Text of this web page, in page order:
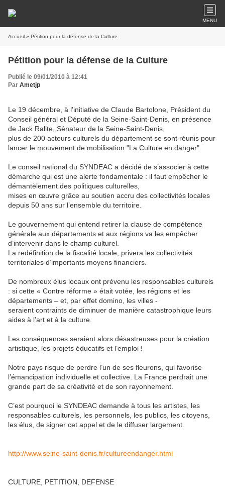
MENU
Accueil » Pétition pour la défense de la Culture
Pétition pour la défense de la Culture
Publié le 09/01/2010 à 12:41
Par Ametjp
Le 19 décembre, à l'initiative de Claude Bartolone, Président du
Conseil général et Député de la Seine-Saint-Denis, en présence
de Jack Ralite, Sénateur de la Seine-Saint-Denis,
plus de 200 acteurs culturels du département se sont réunis pour
lancer le mouvement de mobilisation "La Culture en danger".
Le conseil national du SYNDEAC a décidé de s’associer à cette
démarche qui est une alerte fondamentale : il faut empêcher le
démantèlement des politiques culturelles,
mises en œuvre grâce au soutien accru des collectivités locales
depuis 50 ans sur l’ensemble du territoire.
Le gouvernement qui entend retirer la clause de compétence
générale aux départements et aux régions va les empêcher
d’intervenir dans le champ culturel.
La redéfinition de la fiscalité locale, privera les collectivités
territoriales d’importants moyens financiers.
De nombreux élus locaux ont prévenu les responsables culturels
: si cette « Contre réforme » était votée, les régions et les
départements – et, par effet domino, les villes -
seraient contraints de diminuer de manière catastrophique leurs
aides à l’art et à la culture.
Les conséquences seraient alors désastreuses pour la création
artistique, les projets éducatifs et l’emploi !
Notre pays risque de perdre l’un de ses fleurons, qui favorise
l’émancipation individuelle et collective. La France perdrait une
grande part de sa créativité et de son rayonnement.
C’est pourquoi le SYNDEAC demande à tous les artistes, les
responsables culturels, les personnels, les publics, les citoyens,
les élus, de signer cet appel et de le diffuser largement.
http://www.seine-saint-denis.fr/cultureendanger.html
CULTURE, PETITION, DEFENSE